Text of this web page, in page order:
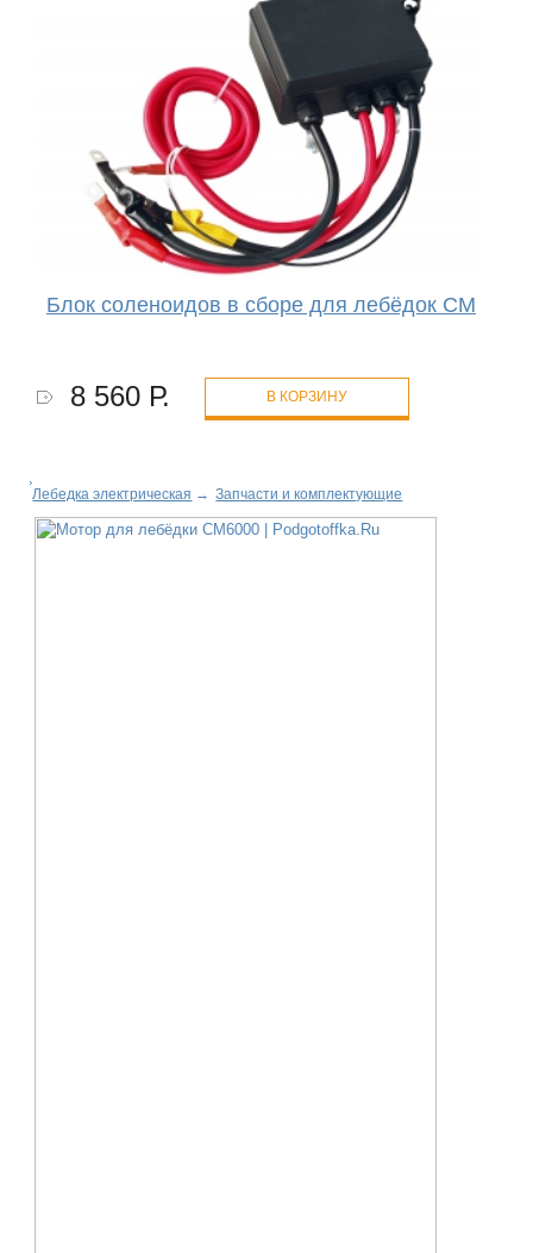
Блок соленоидов в сборе для лебёдок CM
8 560 Р. В КОРЗИНУ
Лебедка электрическая → Запчасти и комплектующие